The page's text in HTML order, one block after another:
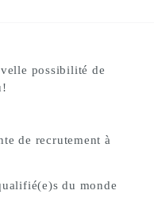
possibilité de
de recrutement à
du monde